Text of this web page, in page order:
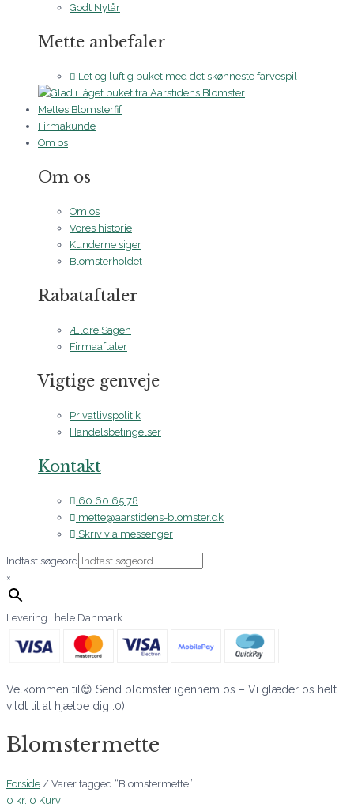
Godt Nytår
Mette anbefaler
Let og luftig buket med det skønneste farvespil
Mettes Blomsterfif
Firmakunde
Om os
Om os
Om os
Vores historie
Kunderne siger
Blomsterholdet
Rabataftaler
Ældre Sagen
Firmaaftaler
Vigtige genveje
Privatlivspolitik
Handelsbetingelser
Kontakt
60 60 65 78
mette@aarstidens-blomster.dk
Skriv via messenger
Indtast søgeord
×
Levering i hele Danmark
Velkommen til😊 Send blomster igennem os – Vi glæder os helt
vildt til at hjælpe dig :0)
Blomstermette
Forside / Varer tagged “Blomstermette”
0 kr. 0 Kurv